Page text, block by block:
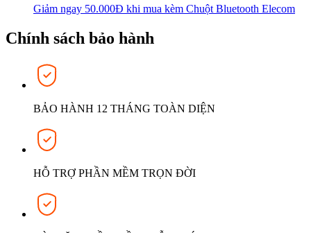
Giảm ngay 50.000Đ khi mua kèm Chuột Bluetooth Elecom
Chính sách bảo hành
BẢO HÀNH 12 THÁNG TOÀN DIỆN
HỖ TRỢ PHẦN MỀM TRỌN ĐỜI